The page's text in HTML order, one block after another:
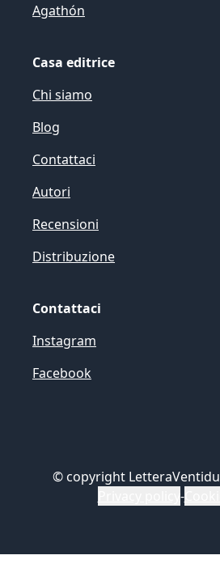
Agathón
Casa editrice
Chi siamo
Blog
Contattaci
Autori
Recensioni
Distribuzione
Contattaci
Instagram
Facebook
© copyright
-